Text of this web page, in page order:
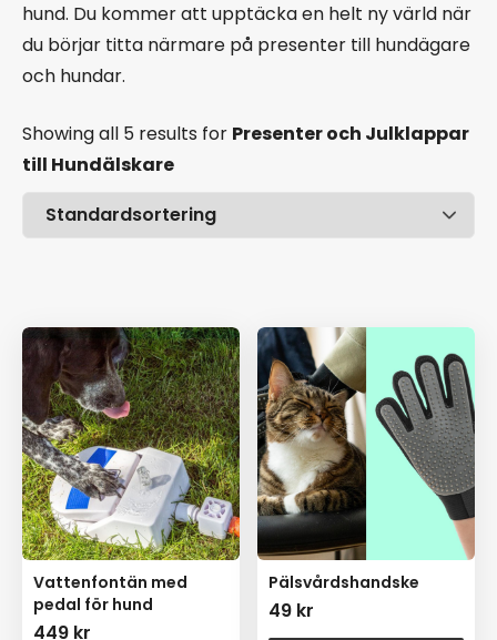
hund. Du kommer att upptäcka en helt ny värld när
du börjar titta närmare på presenter till hundägare
och hundar.
Showing all 5 results for Presenter och Julklappar
till Hundälskare
Vattenfontän med
pedal för hund
449 kr
Pälsvårdshandske
49 kr